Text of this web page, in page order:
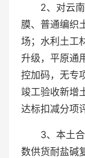
2、对云
膜、普通编织
场；水利土工
升级，平原通
控加码，无专
竣工验收新增
达标扣减分项
3、本土
数供货耐盐碱